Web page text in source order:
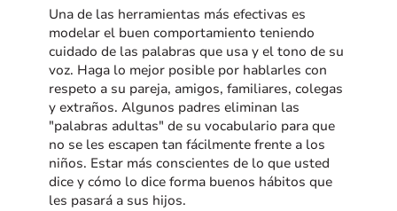
Una de las herramientas más efectivas es
modelar el buen comportamiento teniendo
cuidado de las palabras que usa y el tono de su
voz. Haga lo mejor posible por hablarles con
respeto a su pareja, amigos, familiares, colegas
y extraños. Algunos padres eliminan las
"palabras adultas" de su vocabulario para que
no se les escapen tan fácilmente frente a los
niños. Estar más conscientes de lo que usted
dice y cómo lo dice forma buenos hábitos que
les pasará a sus hijos.